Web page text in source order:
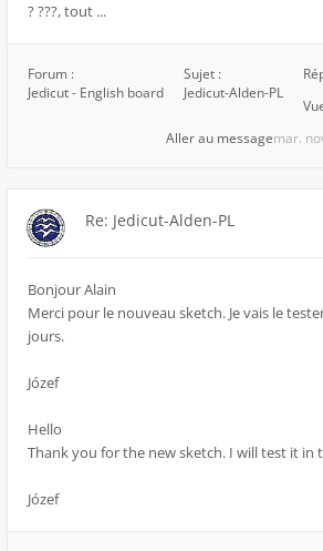
? ???, tout ...
Forum :
Jedicut - English board
Sujet :
Jedicut-Alden-PL
mar.
Aller au message
Re: Jedicut-Alden-PL
Bonjour Alain
Merci pour le nouveau sketch. Je vais le
jours.
Józef
Hello
Thank you for the new sketch. I will test it in
Józef